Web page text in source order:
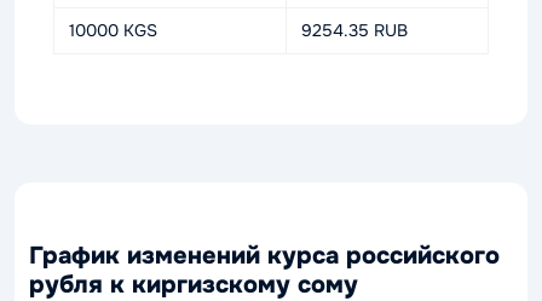
10000 KGS 9254.35 RUB
График изменений курса российского
рубля к киргизскому сому